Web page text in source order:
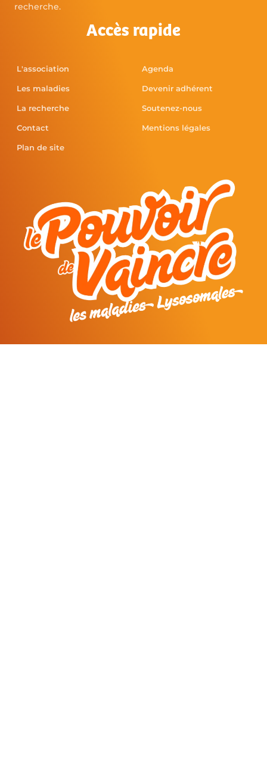
recherche.
Accès rapide
L'association
Les maladies
La recherche
Contact
Plan de site
Agenda
Devenir adhérent
Soutenez-nous
Mentions légales